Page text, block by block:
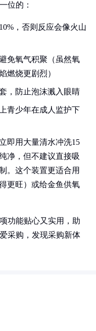
位的：
，否则反应会像火山
免氧气积聚（虽然氧
燃烧更剧烈）
，防止泡沫溅入眼睛
青少年在成人监护下
即用大量清水冲洗15
净，但不建议直接吸
。这个装置更适合用
更旺）或给金鱼供氧
功能贴心又实用，助
采购，发现采购新体